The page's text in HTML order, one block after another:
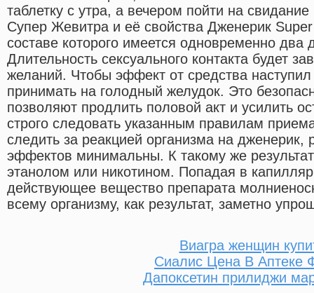
таблетку с утра, а вечером пойти на свидание
Супер Жевитра и её свойства Дженерик
составе которого имеется одновременно
Длительность сексуального контакта будет
желаний. Чтобы эффект от средства
принимать на голодный желудок. Это
позволяют продлить половой акт и усилить
строго следовать указанным правилам
следить за реакцией организма на дженерик,
эффектов минимальны. К такому же
этанолом или никотином. Попадая в
действующее вещество препарата
всему организму, как результат, заметно
Виагра женщин
Сиалис Цена В Аптеке
Дапоксетин прилиджи